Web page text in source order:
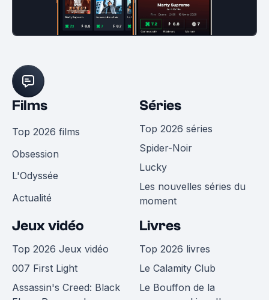
Films
Top 2026 films
Obsession
L'Odyssée
Actualité
Séries
Top 2026 séries
Spider-Noir
Lucky
Les nouvelles séries du
moment
Jeux vidéo
Top 2026 Jeux vidéo
007 First Light
Assassin's Creed: Black
Livres
Top 2026 livres
Le Calamity Club
Le Bouffon de la